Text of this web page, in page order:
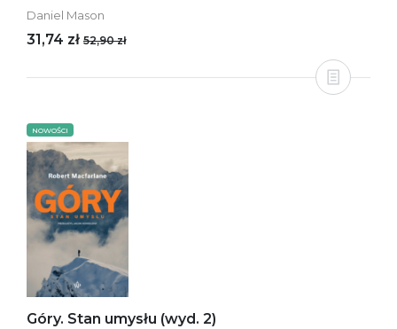
Daniel Mason
31,74 zł 52,90 zł
NOWOŚCI
Góry. Stan umysłu (wyd. 2)